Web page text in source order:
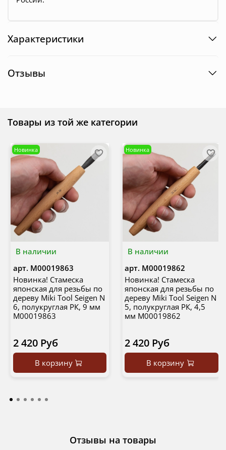
Характеристики
Отзывы
Товары из той же категории
В наличии
Новинка
арт. М00019863
Новинка! Стамеска
японская для резьбы по
дереву Miki Tool Seigen N
6, полукруглая РК, 9 мм
М00019863
2 420 Руб
В корзину
В наличии
Новинка
арт. М00019862
Новинка! Стамеска
японская для резьбы по
дереву Miki Tool Seigen N
5, полукруглая РК, 4,5
мм М00019862
2 420 Руб
В корзину
Отзывы на товары